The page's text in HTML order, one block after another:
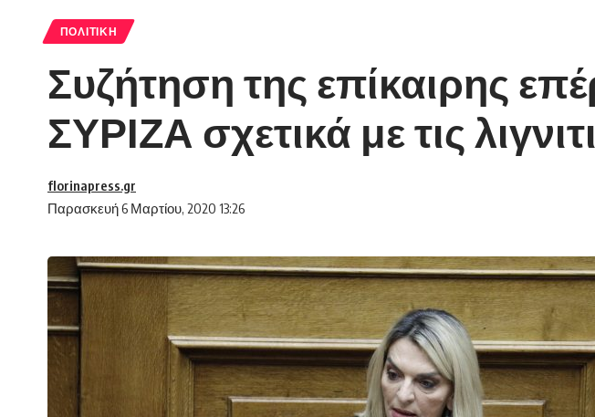
ΠΟΛΙΤΙΚΉ
Συζήτηση της επίκαιρης
ΣΥΡΙΖΑ σχετικά με τις
Παρασκευή 6 Μαρτίου, 2020 13:26
florinapress.gr